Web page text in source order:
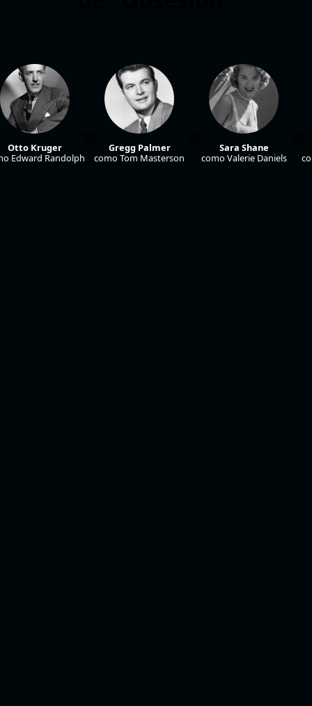
Otto Kruger
Edward Randolph
Gregg Palmer
como Tom Masterson
Sara Shane
como Valerie Daniels